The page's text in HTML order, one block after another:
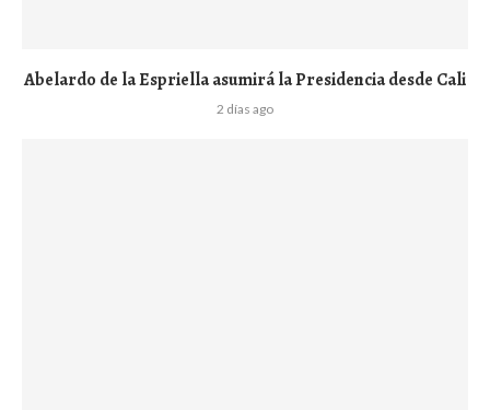
Abelardo de la Espriella asumirá la Presidencia desde Cali
2 días ago